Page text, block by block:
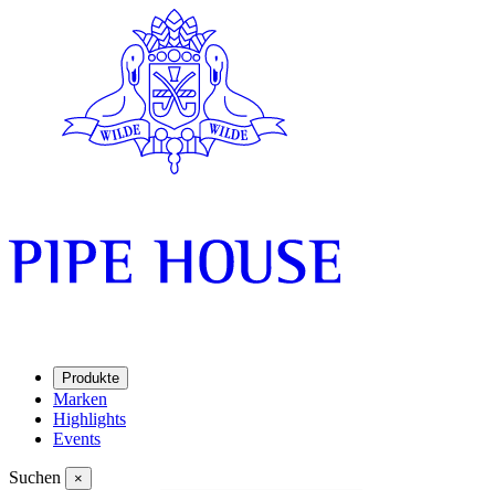
Produkte
Marken
Highlights
Events
Suchen ×